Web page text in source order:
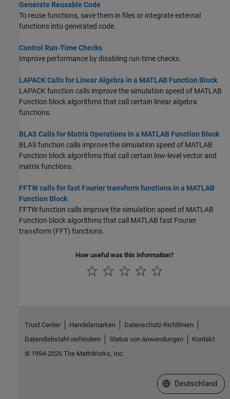
Generate Reusable Code
To reuse functions, save them in files or integrate external
functions into generated code.
Control Run-Time Checks
Improve performance by disabling run-time checks.
LAPACK Calls for Linear Algebra in a MATLAB Function Block
LAPACK function calls improve the simulation speed of MATLAB
Function block algorithms that call certain linear algebra
functions.
BLAS Calls for Matrix Operations in a MATLAB Function Block
BLAS function calls improve the simulation speed of MATLAB
Function block algorithms that call certain low-level vector and
matrix functions.
FFTW calls for fast Fourier transform functions in a MATLAB
Function Block
FFTW function calls improve the simulation speed of MATLAB
Function block algorithms that call MATLAB fast Fourier
transform (FFT) functions.
How useful was this information?
Trust Center Handelsmarken
Datenschutz-Richtlinien
Datendiebstahl verhindern
Status von Anwendungen
Kontakt
© 1994-2026 The MathWorks, Inc.
Website auswählen
Deutschland